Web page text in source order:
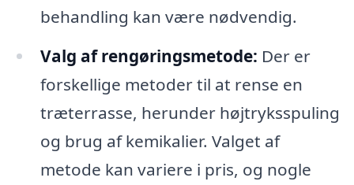
behandling kan være nødvendig.
Valg af rengøringsmetode: Der er
forskellige metoder til at rense en
træterrasse, herunder højtryksspuling
og brug af kemikalier. Valget af
metode kan variere i pris, og nogle